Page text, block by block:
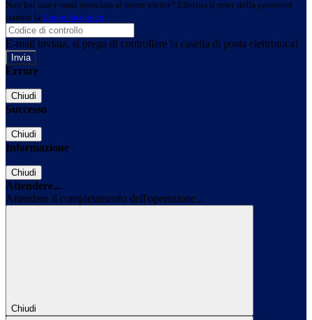
Non hai una e-mail associata al nome utente? Effettua il reset della password
tramite la Login Spaggiari
E-mail inviata, si prega di controllare la casella di posta elettronica!
Errore
Chiudi
Successo
Chiudi
Informazione
Chiudi
Attendere...
Attendere il completamento dell'operazione...
Chiudi